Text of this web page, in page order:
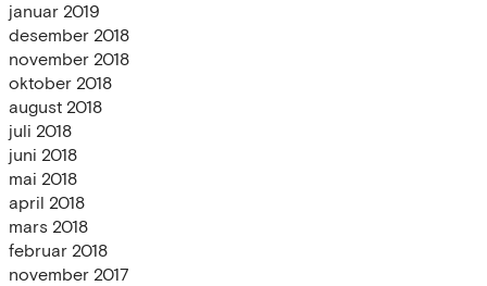
januar 2019
desember 2018
november 2018
oktober 2018
august 2018
juli 2018
juni 2018
mai 2018
april 2018
mars 2018
februar 2018
november 2017